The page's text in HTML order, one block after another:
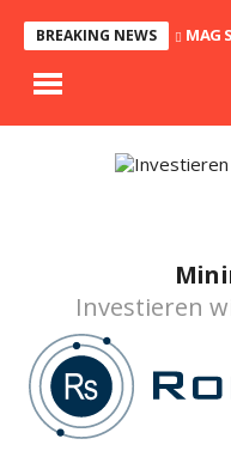
BREAKING NEWS MAG
Investieren